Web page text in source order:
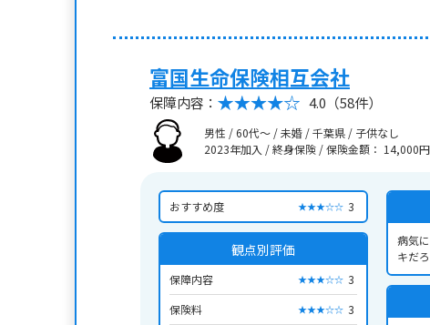
富国生命保険相互会社
保障内容： 4.0 （58件）
男性 / 60代～ / 未婚 / 千葉県 / 子供なし
2023年加入 / 終身保険 /保険金額： 14,000
おすすめ度 ★★★☆☆ 3
観点別評価
保障内容 ★★★☆☆ 3
保険料
★★★☆☆ 3
病気
キだ